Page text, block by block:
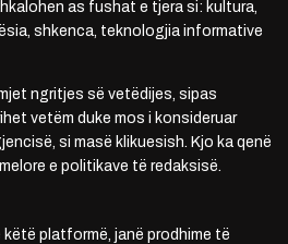
as fushat e tjera si: kultura,
shkenca, teknologjia informative
ngritjes së vetëdijes, sipas
vetëm duke mos i konsideruar
si masë klikuesish. Kjo ka qenë
e politikave të redaksisë.
platformë, janë prodhime të